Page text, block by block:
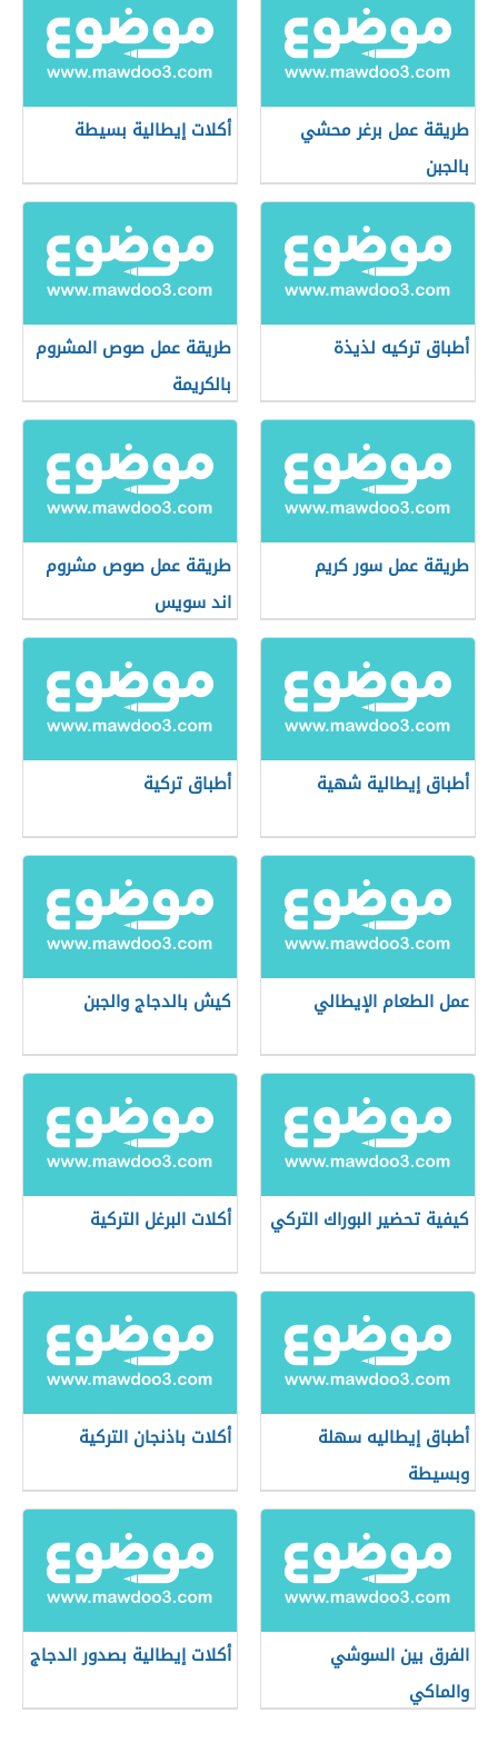
طريقة عمل برغر محشي
بالجبن
أكلات إيطالية بسيطة
أطباق تركيه لذيذة
طريقة عمل صوص المشروم
بالكريمة
طريقة عمل سور كريم
طريقة عمل صوص مشروم
اند سويس
أطباق إيطالية شهية أطباق تركية
عمل الطعام الإيطالي كيش بالدجاج والجبن
كيفية تحضير البوراك التركي أكلات البرغل التركية
أطباق إيطاليه سهلة
وبسيطة
أكلات باذنجان التركية
الفرق بين السوشي
والماكي
أكلات إيطالية بصدور الدجاج